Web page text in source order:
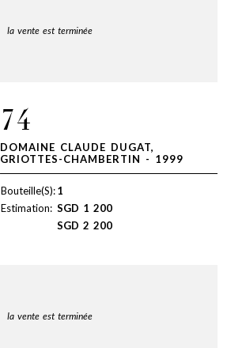
la vente est terminée
74
DOMAINE CLAUDE DUGAT,
GRIOTTES-CHAMBERTIN - 1999
Bouteille(S):1
Estimation: SGD 1 200
SGD 2 200
la vente est terminée